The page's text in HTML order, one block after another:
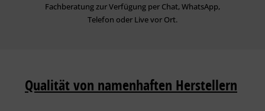
Fachberatung zur Verfügung per Chat, WhatsApp,
Telefon oder Live vor Ort.
Qualität von namenhaften Herstellern